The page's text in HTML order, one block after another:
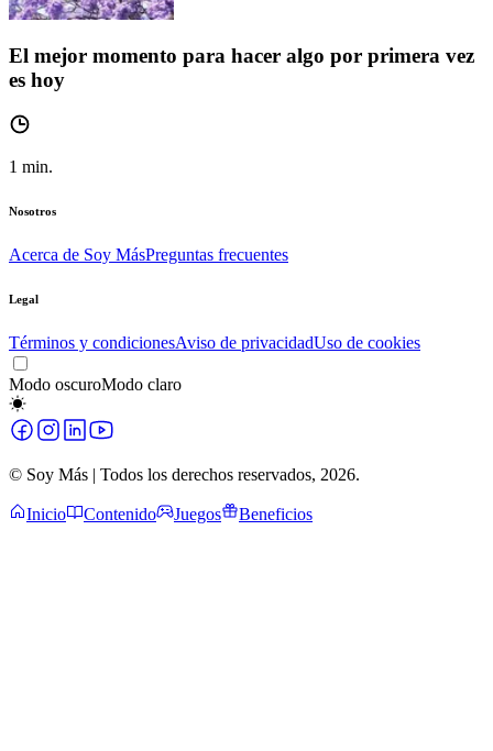
El mejor momento para hacer algo por primera vez
es hoy
1 min.
Nosotros
Acerca de Soy MásPreguntas frecuentes
Legal
Términos y condicionesAviso de privacidadUso de cookies
Modo oscuroModo claro
© Soy Más | Todos los derechos reservados, 2026.
Inicio Contenido Juegos Beneficios